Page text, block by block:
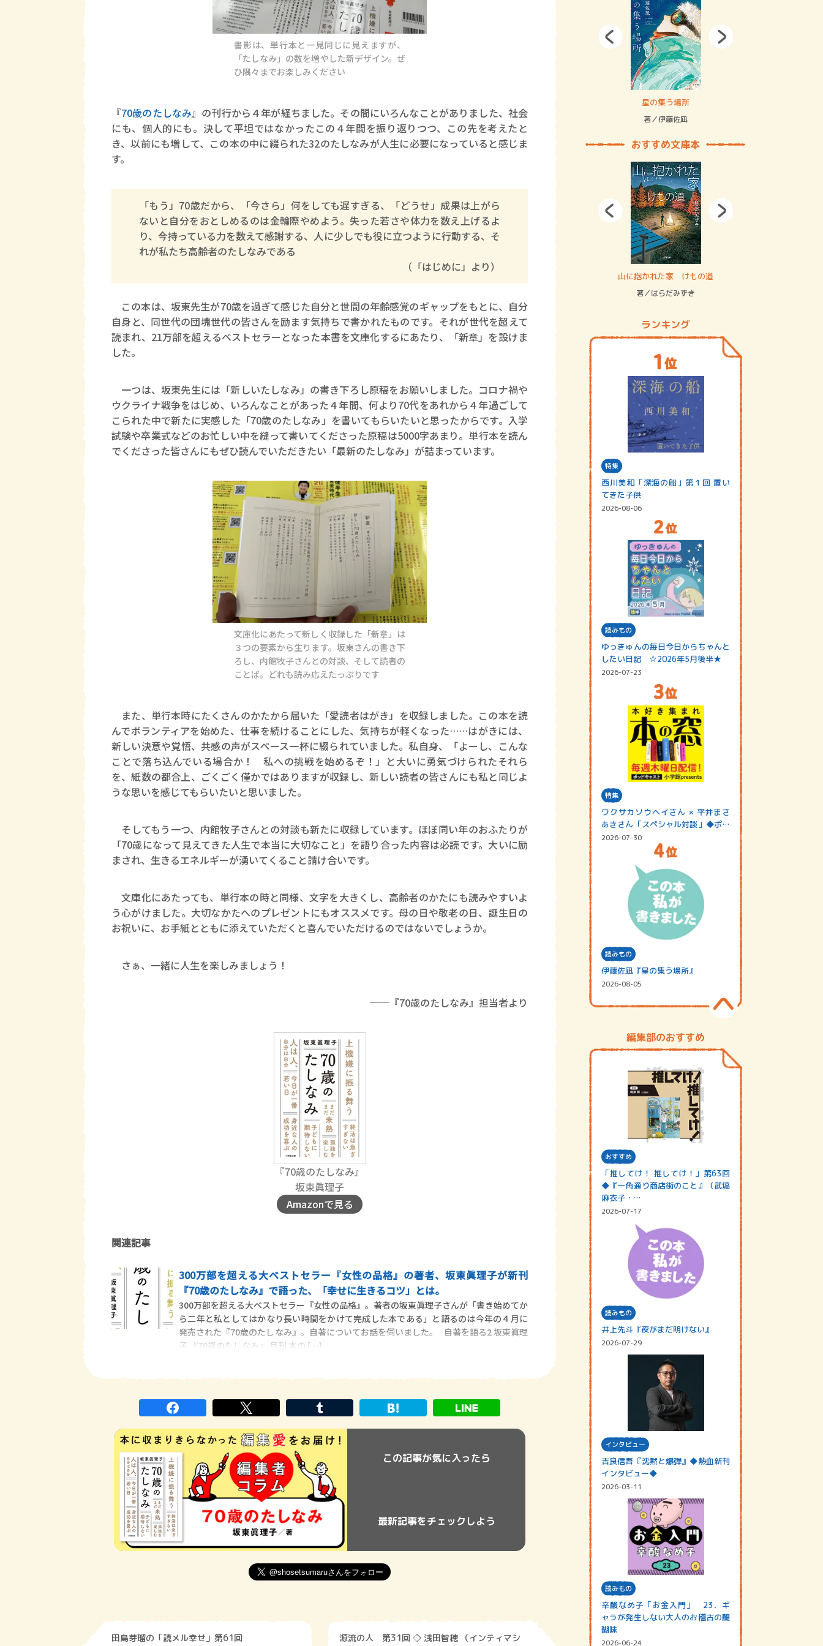
書影は、単行本と一見同じに見えますが、
「たしなみ」の数を増やした新デザイン。ぜ
ひ隅々までお楽しみください
『70歳のたしなみ』の刊行から４年が経ちました。その間にいろんなことがありました、社会
にも、個人的にも。決して平坦ではなかったこの４年間を振り返りつつ、この先を考えたと
き、以前にも増して、この本の中に綴られた32のたしなみが人生に必要になっていると感じま
す。
「もう」70歳だから、「今さら」何をしても遅すぎる、「どうせ」成果は上がら
ないと自分をおとしめるのは金輪際やめよう。失った若さや体力を数え上げるよ
り、今持っている力を数えて感謝する、人に少しでも役に立つように行動する、そ
れが私たち高齢者のたしなみである
（「はじめに」より）
この本は、坂東先生が70歳を過ぎて感じた自分と世間の年齢感覚のギャップをもとに、自分
自身と、同世代の団塊世代の皆さんを励ます気持ちで書かれたものです。それが世代を超えて
読まれ、21万部を超えるベストセラーとなった本書を文庫化するにあたり、「新章」を設けま
した。
一つは、坂東先生には「新しいたしなみ」の書き下ろし原稿をお願いしました。コロナ禍や
ウクライナ戦争をはじめ、いろんなことがあった４年間、何より70代をあれから４年過ごして
こられた中で新たに実感した「70歳のたしなみ」を書いてもらいたいと思ったからです。入学
試験や卒業式などのお忙しい中を縫って書いてくださった原稿は5000字あまり。単行本を読ん
でくださった皆さんにもぜひ読んでいただきたい「最新のたしなみ」が詰まっています。
文庫化にあたって新しく収録した「新章」は
３つの要素から生ります。坂東さんの書き下
ろし、内館牧子さんとの対談、そして読者の
ことば。どれも読み応えたっぷりです
また、単行本時にたくさんのかたから届いた「愛読者はがき」を収録しました。この本を読
んでボランティアを始めた、仕事を続けることにした、気持ちが軽くなった……はがきには、
新しい決意や覚悟、共感の声がスペース一杯に綴られていました。私自身、「よーし、こんな
ことで落ち込んでいる場合か！ 私への挑戦を始めるぞ！」と大いに勇気づけられたそれら
を、紙数の都合上、ごくごく僅かではありますが収録し、新しい読者の皆さんにも私と同じよ
うな思いを感じてもらいたいと思いました。
そしてもう一つ、内館牧子さんとの対談も新たに収録しています。ほぼ同い年のおふたりが
「70歳になって見えてきた人生で本当に大切なこと」を語り合った内容は必読です。大いに励
まされ、生きるエネルギーが湧いてくること請け合いです。
文庫化にあたっても、単行本の時と同様、文字を大きくし、高齢者のかたにも読みやすいよ
う心がけました。大切なかたへのプレゼントにもオススメです。母の日や敬老の日、誕生日の
お祝いに、お手紙とともに添えていただくと喜んでいただけるのではないでしょうか。
さぁ、一緒に人生を楽しみましょう！
──『70歳のたしなみ』担当者より
『70歳のたしなみ』
坂東眞理子
Amazonで見る
関連記事
300万部を超える大ベストセラー『女性の品格』の著者、坂東眞理子が新刊
『70歳のたしなみ』で語った、「幸せに生きるコツ」とは。
300万部を超える大ベストセラー『女性の品格』。著者の坂東眞理子さんが「書き始めてか
ら二年と私としてはかなり長い時間をかけて完成した本である」と語るのは今年の４月に
発売された『70歳のたしなみ』。自著についてお話を伺いました。 自著を語る2 坂東眞理
子 『70歳のたしなみ』 月刊 本の […]
この記事が気に入ったら
最新記事をチェックしよう
田島芽瑠の「読メル幸せ」第61回
源流の人 第31回 ◇ 浅田智穂 （インティマシ
著／川瀬七緒
星の集う場所
著／伊藤佐凪
おすすめ文庫本
山に抱かれた家 けもの道
著／はらだみずき
ランキング
特集
西川美和「深海の船」第１回 置い
てきた子供
2026-08-06
読みもの
ゆっきゅんの毎日今日からちゃんと
したい日記 ☆2026年5月後半★
2026-07-23
特集
ワクサカソウヘイさん × 平井まさ
あきさん「スペシャル対談」◆ポッ
ドキャスト…
2026-07-30
読みもの
伊藤佐凪『星の集う場所』
2026-08-05
編集部のおすすめ
おすすめ
「推してけ！ 推してけ！」第63回
◆『一角通り商店街のこと』（武塙
麻衣子・…
2026-07-17
読みもの
井上先斗『夜がまだ明けない』
2026-07-29
インタビュー
吉良信吾『沈黙と爆弾』◆熱血新刊
インタビュー◆
2026-03-11
読みもの
辛酸なめ子「お金入門」 23．ギ
ャラが発生しない大人のお稽古の醍
醐味
2026-06-24